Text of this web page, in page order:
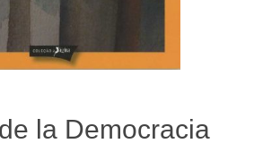
la Democracia